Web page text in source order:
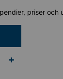
priser och
Undermeny